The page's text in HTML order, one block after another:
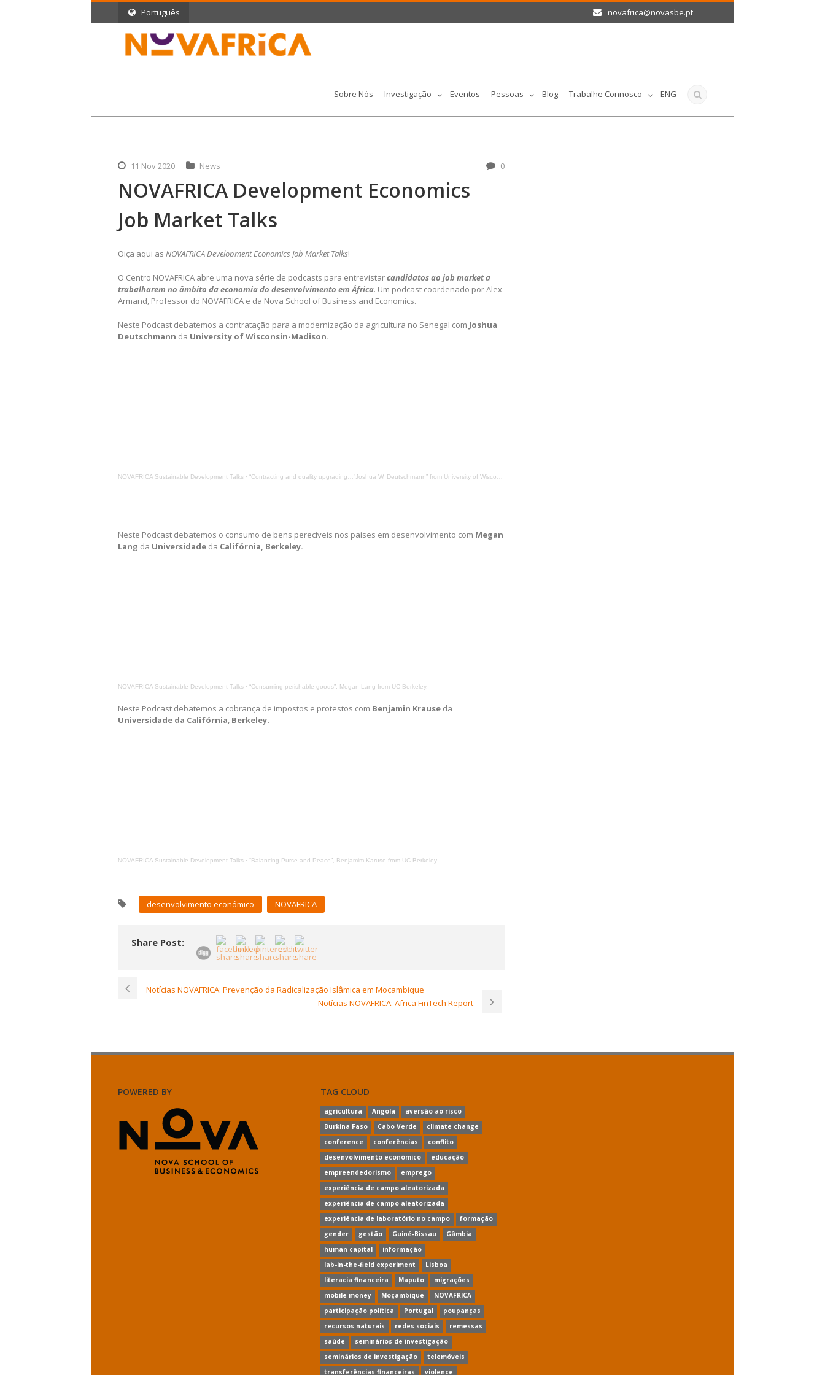
Português novafrica@novasbe.pt
Sobre Nós Investigação Eventos Pessoas Blog Trabalhe Connosco ENG
11 Nov 2020 News 0
NOVAFRICA Development Economics
Job Market Talks
Oiça aqui as NOVAFRICA Development Economics Job Market Talks!
O Centro NOVAFRICA abre uma nova série de podcasts para entrevistarcandidatos ao job market a
trabalharem no âmbito da economia do desenvolvimento em África. Um podcast coordenado por Alex
Armand, Professor do NOVAFRICA e da Nova School of Business and Economics.
Neste Podcast debatemos a contratação para a modernização da agricultura no Senegal com Joshua
Deutschmann da University of Wisconsin-Madison.
NOVAFRICA Sustainable Development Talks · “Contracting and quality upgrading…”Joshua W. Deutschmann” from University of Wisconsin-Madison.
Neste Podcast debatemos o consumo de bens perecíveis nos países em desenvolvimento com Megan
Lang da Universidade da Califórnia, Berkeley.
NOVAFRICA Sustainable Development Talks · “Consuming perishable goods”, Megan Lang from UC Berkeley.
Neste Podcast debatemos a cobrança de impostos e protestos com Benjamin Krause da
Universidade da Califórnia, Berkeley.
NOVAFRICA Sustainable Development Talks · “Balancing Purse and Peace”, Benjamim Karuse from UC Berkeley
desenvolvimento económico NOVAFRICA
Share Post:
Notícias NOVAFRICA: Prevenção da Radicalização Islâmica em Moçambique
Notícias NOVAFRICA: Africa FinTech Report
POWERED BY TAG CLOUD
agricultura Angola
aversão ao risco
Burkina Faso
Cabo Verde
climate change
conference
conferências
conflito
desenvolvimento económico
educação
empreendedorismo
emprego
experiência de campo aleatorizada
experiência de campo aleatorizada
experiência de laboratório no campo
formação
gender
gestão Guiné-Bissau
Gâmbia
human capital
informação
lab-in-the-field experiment
Lisboa
literacia financeira
Maputo
migrações
mobile money
Moçambique
NOVAFRICA
participação política
Portugal
poupanças
recursos naturais
redes sociais
remessas
saúde
seminários de investigação
seminários de investigação
telemóveis
transferências financeiras
violence